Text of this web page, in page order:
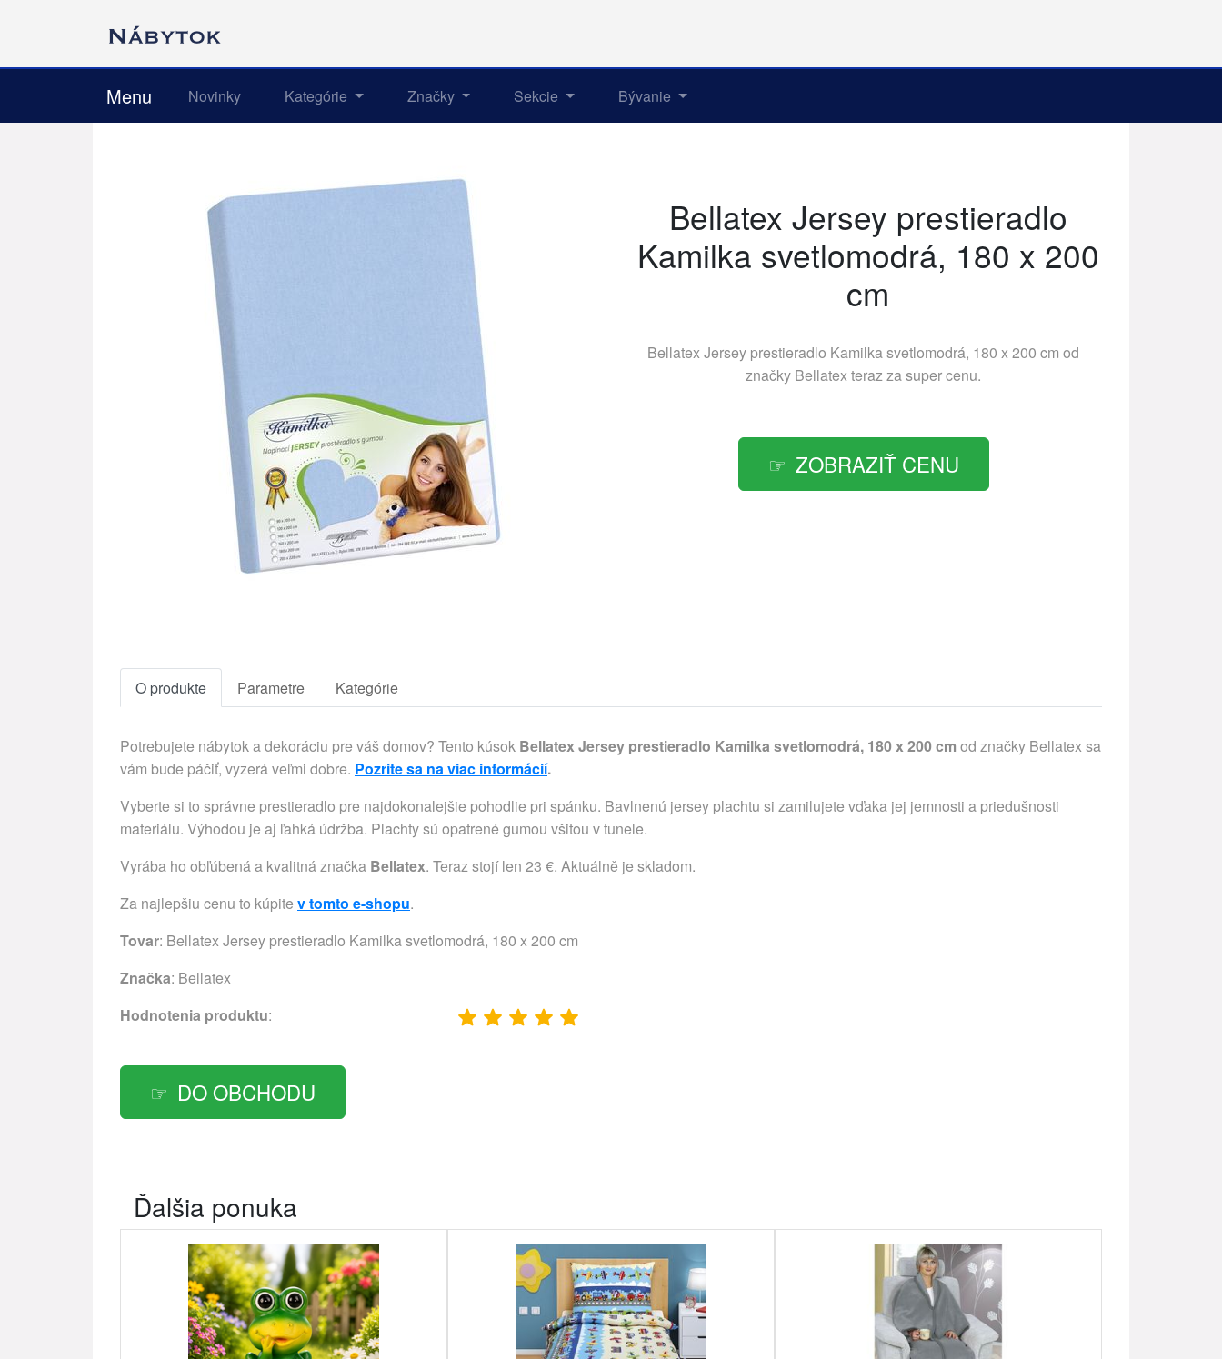
Menu Novinky Kategórie Značky Sekcie Bývanie
Bellatex Jersey prestieradlo
Kamilka svetlomodrá, 180 x 200
cm
Bellatex Jersey prestieradlo Kamilka svetlomodrá, 180 x 200 cm od
značky Bellatexteraz za super cenu.
ZOBRAZIŤ CENU
O produkte Parametre Kategórie
Potrebujete nábytok a dekoráciu pre váš domov? Tento kúsok Bellatex Jersey prestieradlo Kamilka svetlomodrá, 180 x 200 cm od značky Bellatex sa
vám bude páčiť, vyzerá veľmi dobre. Pozrite sa na viac informácií.
Vyberte si to správne prestieradlo pre najdokonalejšie pohodlie pri spánku. Bavlnenú jersey plachtu si zamilujete vďaka jej jemnosti a priedušnosti
materiálu. Výhodou je aj ľahká údržba. Plachty sú opatrené gumou všitou v tunele.
Vyrába ho obľúbená a kvalitná značka Bellatex. Teraz stojí len 23 €. Aktuálně je skladom.
Za najlepšiu cenu to kúpite v tomto e-shopu.
Tovar: Bellatex Jersey prestieradlo Kamilka svetlomodrá, 180 x 200 cm
Značka: Bellatex
Hodnotenia produktu:
DO OBCHODU
Ďalšia ponuka